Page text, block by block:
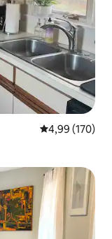
Prosječna
4,99 (170)
gosti”